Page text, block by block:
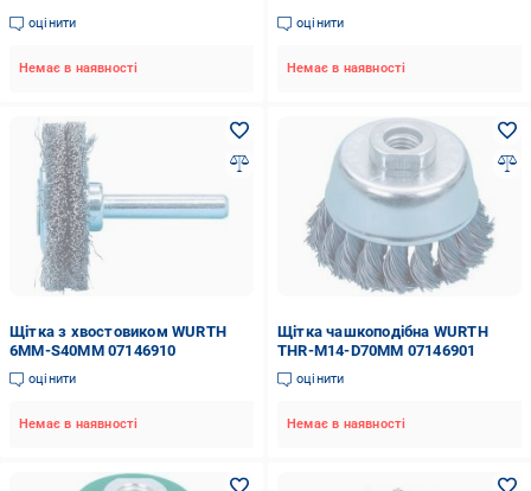
оцінити
Немає в наявності
оцінити
Немає в наявності
Щітка з хвостовиком WURTH
6MM-S40MM 07146910
оцінити
Немає в наявності
Щітка чашкоподібна WURTH
THR-M14-D70MM 07146901
оцінити
Немає в наявності